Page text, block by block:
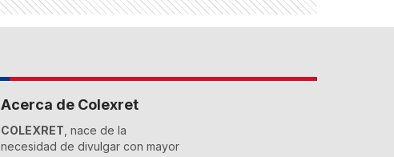
Acerca de Colexret
COLEXRET , nace de la
necesidad de divulgar con mayor